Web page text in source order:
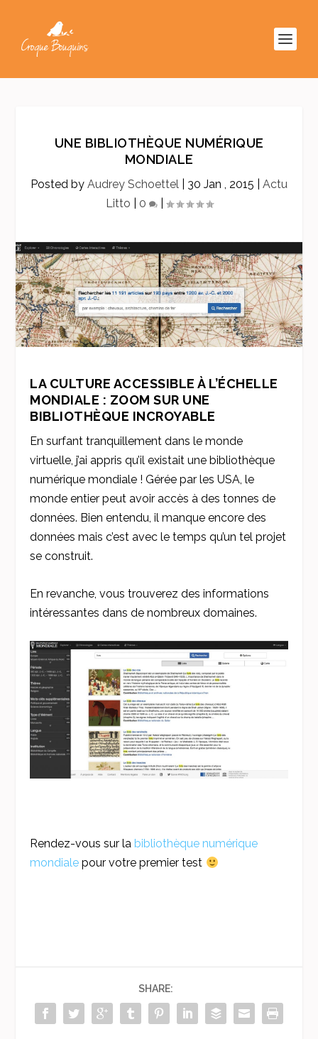
UNE BIBLIOTHÈQUE NUMÉRIQUE
MONDIALE
Posted by Audrey Schoettel 30 Jan , 2015
Actu
Litto
0 |
LA CULTURE ACCESSIBLE À L’ÉCHELLE
MONDIALE : ZOOM SUR UNE
BIBLIOTHÈQUE INCROYABLE
En surfant tranquillement dans le monde
virtuelle, j’ai appris qu’il existait une bibliothèque
numérique mondiale ! Gérée par les USA, le
monde entier peut avoir accès à des tonnes de
données. Bien entendu, il manque encore des
données mais c’est avec le temps qu’un tel projet
se construit.
En revanche, vous trouverez des informations
intéressantes dans de nombreux domaines.
Rendez-vous sur labibliothèque numérique
mondiale pour votre premier test
SHARE: